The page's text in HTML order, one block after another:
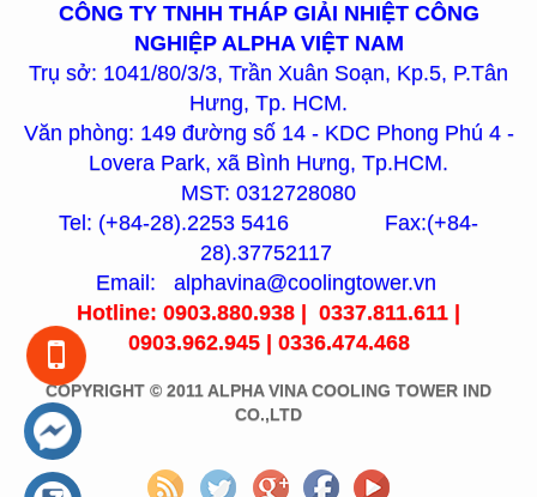
CÔNG TY TNHH THÁP GIẢI NHIỆT CÔNG
NGHIỆP ALPHA VIỆT NAM
Trụ sở: 1041/80/3/3, Trần Xuân Soạn, Kp.5, P.Tân
Hưng, Tp. HCM.
Văn phòng: 149 đường số 14 - KDC Phong Phú 4 -
Lovera Park, xã Bình Hưng, Tp.HCM.
MST: 0312728080
Tel: (+84-28).2253 5416 Fax:(+84-
28).37752117
Email: alphavina@coolingtower.vn
Hotline: 0903.880.938 | 0337.811.611 |
0903.962.945 | 0336.474.468
COPYRIGHT © 2011 ALPHA VINA COOLING TOWER IND
CO.,LTD